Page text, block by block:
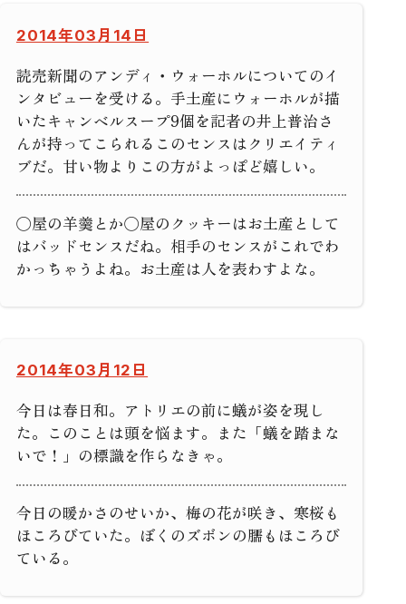
2014年03月14日
読売新聞のアンディ・ウォーホルについてのイ
ンタビューを受ける。手土産にウォーホルが描
いたキャンベルスープ9個を記者の井上普治さ
んが持ってこられるこのセンスはクリエイティ
ブだ。甘い物よりこの方がよっぽど嬉しい。
◯屋の羊羹とか◯屋のクッキーはお土産として
はバッドセンスだね。相手のセンスがこれでわ
かっちゃうよね。お土産は人を表わすよな。
2014年03月12日
今日は春日和。アトリエの前に蟻が姿を現し
た。このことは頭を悩ます。また「蟻を踏まな
いで！」の標識を作らなきゃ。
今日の暖かさのせいか、梅の花が咲き、寒桜も
ほころびていた。ぼくのズボンの臑もほころび
ている。